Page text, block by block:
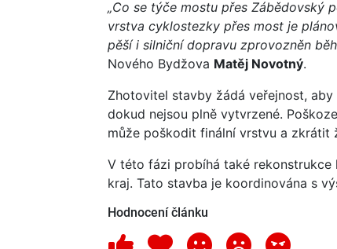
„Co se týče mostu přes Zábědovský
vrstva cyklostezky přes most je
pěší i silniční dopravu zprovozněn
Nového Bydžova Matěj Novotný.
Zhotovitel stavby žádá veřejnost,
dokud nejsou plně vytvrzené.
může poškodit finální vrstvu a zkrátit
V této fázi probíhá také rekonstrukce
kraj. Tato stavba je koordinována s
Hodnocení článku